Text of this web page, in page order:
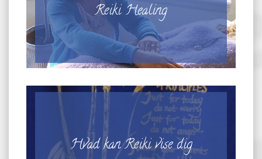
Reiki Healing
Hvad kan Reiki vise dig